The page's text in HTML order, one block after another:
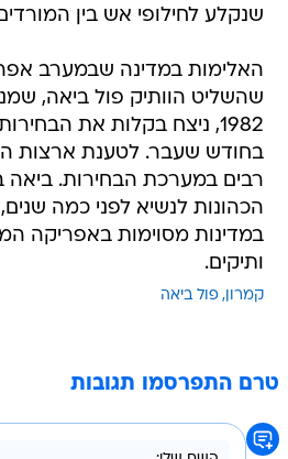
שנקלע לחילופי אש בין המורדים
האלימות במדינה שבמערב
שהשליט הוותיק פול ביאה,
1982, ניצח בקלות את
בחודש שעבר. לטענת ארצות
רבים במערכת הבחירות. ביאה
הכהונות לנשיא לפני כמה
במדינות מסוימות באפריקה
ותיקים.
קמרון פול ביאה
טרם התפרסמו תגובות